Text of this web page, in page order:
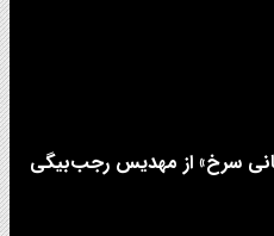
سرخ» از مهدیس رجب‌بیگی